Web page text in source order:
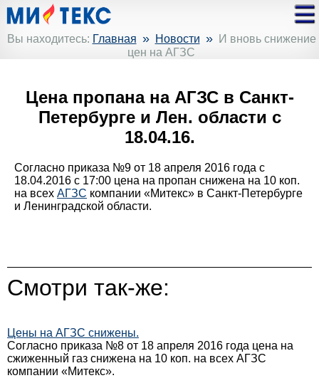
Вы находитесь: Главная » Новости » И вновь снижение
цен на АГЗС
Цена пропана на АГЗС в Санкт-
Петербурге и Лен. области с
18.04.16.
Согласно приказа №9 от 18 апреля 2016 года с
18.04.2016 с 17:00 цена на пропан снижена на 10 коп.
на всех АГЗС компании «Митекс» в Санкт-Петербурге
и Ленинградской области.
Смотри так-же:
Цены на АГЗС снижены.
Согласно приказа №8 от 18 апреля 2016 года цена на
сжиженный газ снижена на 10 коп. на всех АГЗС
компании «Митекс».